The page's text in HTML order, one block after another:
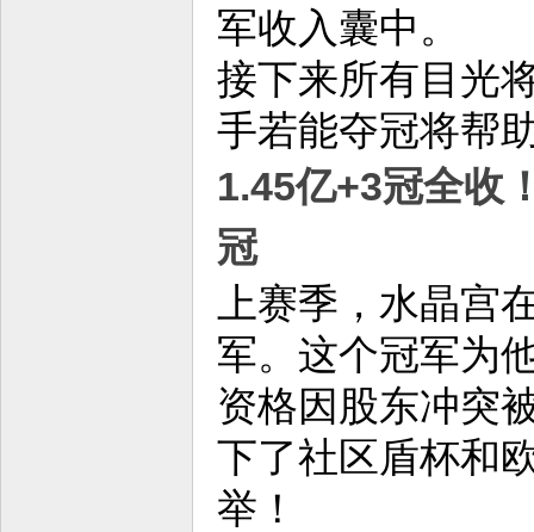
军收入囊中。
接下来所有目光
手若能夺冠将帮
1.45亿+3冠全收
冠
上赛季，水晶宫
军。这个冠军为
资格因股东冲突
下了社区盾杯和
举！